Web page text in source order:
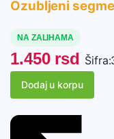
Ozubljeni
NA ZALIHAMA
1.450 rsd Šifra:
Dodaj u korpu